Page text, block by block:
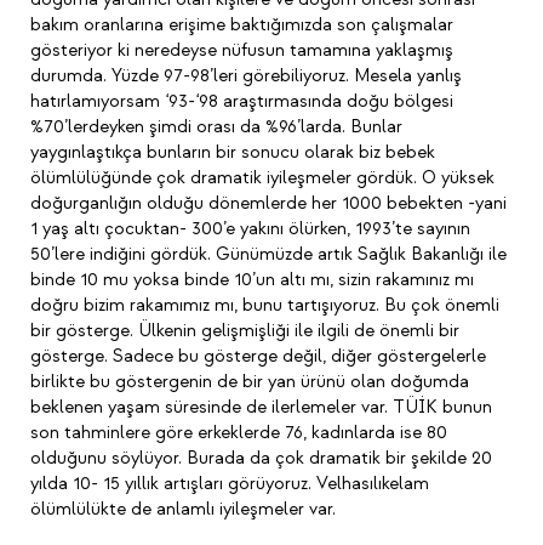
bakım oranlarına erişime baktığımızda son çalışmalar
gösteriyor ki neredeyse nüfusun tamamına yaklaşmış
durumda. Yüzde 97-98’leri görebiliyoruz. Mesela yanlış
hatırlamıyorsam ‘93-‘98 araştırmasında doğu bölgesi
%70’lerdeyken şimdi orası da %96’larda. Bunlar
yaygınlaştıkça bunların bir sonucu olarak biz bebek
ölümlülüğünde çok dramatik iyileşmeler gördük. O yüksek
doğurganlığın olduğu dönemlerde her 1000 bebekten -yani
1 yaş altı çocuktan- 300’e yakını ölürken, 1993’te sayının
50’lere indiğini gördük. Günümüzde artık Sağlık Bakanlığı ile
binde 10 mu yoksa binde 10’un altı mı, sizin rakamınız mı
doğru bizim rakamımız mı, bunu tartışıyoruz. Bu çok önemli
bir gösterge. Ülkenin gelişmişliği ile ilgili de önemli bir
gösterge. Sadece bu gösterge değil, diğer göstergelerle
birlikte bu göstergenin de bir yan ürünü olan doğumda
beklenen yaşam süresinde de ilerlemeler var. TÜİK bunun
son tahminlere göre erkeklerde 76, kadınlarda ise 80
olduğunu söylüyor. Burada da çok dramatik bir şekilde 20
yılda 10- 15 yıllık artışları görüyoruz. Velhasılıkelam
ölümlülükte de anlamlı iyileşmeler var.